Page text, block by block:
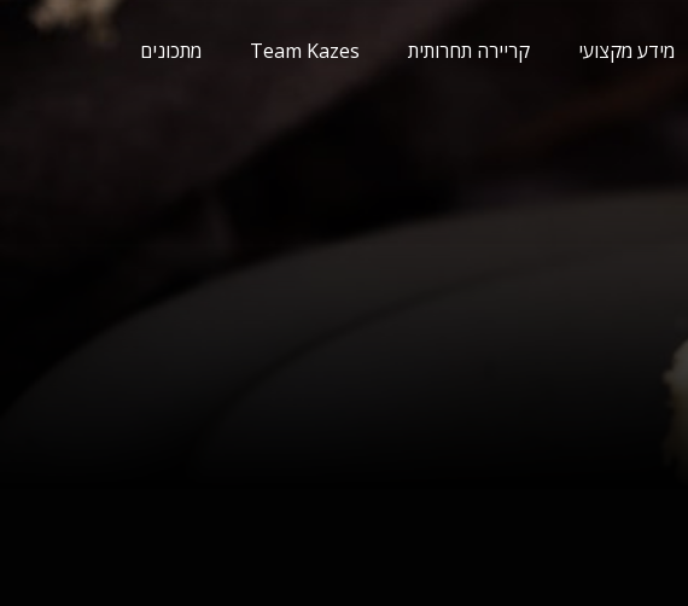
מידע מקצועי קריירה תחרותית Team Kazes
מתכונים